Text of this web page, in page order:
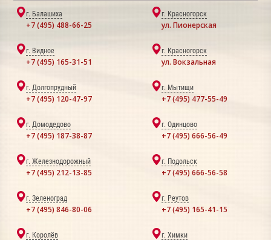
г. Балашиха
+7 (495) 488-66-25
г. Красногорск
ул. Пионерская
г. Видное
+7 (495) 165-31-51
г. Красногорск
ул. Вокзальная
г. Долгопрудный
+7 (495) 120-47-97
г. Мытищи
+7 (495) 477-55-49
г. Домодедово
+7 (495) 187-38-87
г. Одинцово
+7 (495) 666-56-49
г. Железнодорожный
+7 (495) 212-13-85
г. Подольск
+7 (495) 666-56-58
г. Зеленоград
+7 (495) 846-80-06
г. Реутов
+7 (495) 165-41-15
г. Королёв г. Химки